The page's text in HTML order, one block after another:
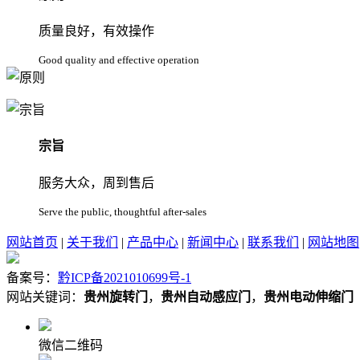
质量良好，有效操作
Good quality and effective operation
宗旨
服务大众，周到售后
Serve the public, thoughtful after-sales
网站首页 | 关于我们 | 产品中心 | 新闻中心 | 联系我们 | 网站地图
备案号： 黔ICP备2021010699号-1
网站关键词： 贵州旋转门 ， 贵州自动感应门 ， 贵州电动伸缩门
微信二维码